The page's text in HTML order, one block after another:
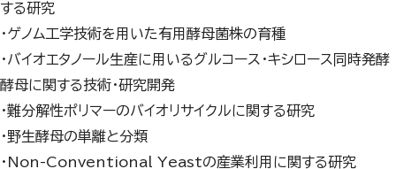
する研究
・ゲノム工学技術を用いた有用酵母菌株の育種
・バイオエタノール生産に用いるグルコース・キシロース同時発酵
酵母に関する技術・研究開発
・難分解性ポリマーのバイオリサイクルに関する研究
・野生酵母の単離と分類
・Non-Conventional Yeastの産業利用に関する研究